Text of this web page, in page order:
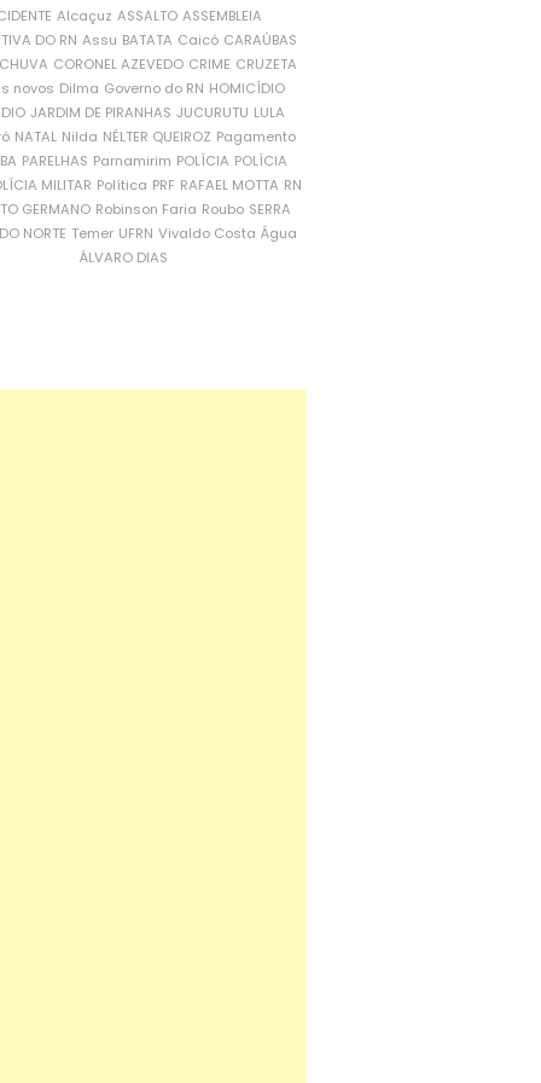
Alcaçuz ASSALTO ASSEMBLEIA
DO RN Assu BATATA Caicó CARAÚBAS
CORONEL AZEVEDO CRIME CRUZETA
novos Dilma Governo do RN HOMICÍDIO
JARDIM DE PIRANHAS JUCURUTU LULA
NATAL Nilda NÉLTER QUEIROZ Pagamento
PARELHAS Parnamirim POLÍCIA POLÍCIA
MILITAR Política PRF RAFAEL MOTTA RN
GERMANO Robinson Faria Roubo SERRA
NORTE Temer UFRN Vivaldo Costa Água
ÁLVARO DIAS